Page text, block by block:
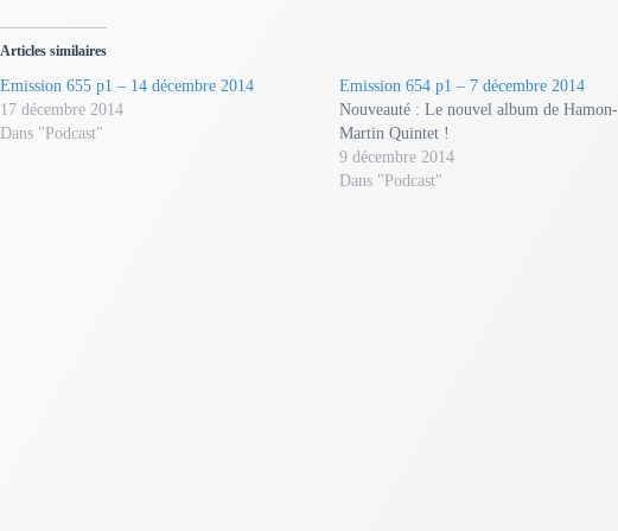
Articles similaires
Emission 655 p1 – 14 décembre 2014
17 décembre 2014
Dans "Podcast"
Emission 654 p1 – 7 décembre 2014
Nouveauté : Le nouvel album de Hamon-
Martin Quintet !
9 décembre 2014
Dans "Podcast"